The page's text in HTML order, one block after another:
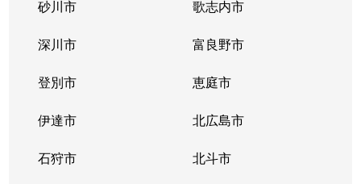
砂川市 歌志内市
深川市 富良野市
登別市 恵庭市
伊達市 北広島市
石狩市 北斗市